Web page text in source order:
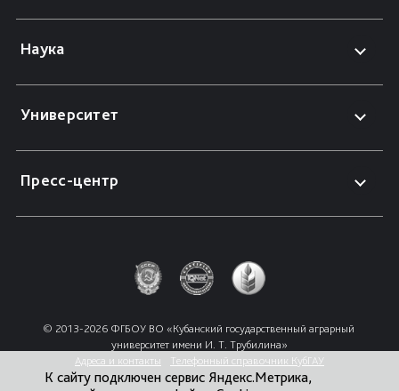
Наука
Университет
Пресс-центр
© 2013-2026 ФГБОУ ВО «Кубанский государственный аграрный
университет имени И. Т. Трубилина»
Адреса и контакты
Телефонный справочник КубГАУ
К сайту подключен сервис Яндекс.Метрика,